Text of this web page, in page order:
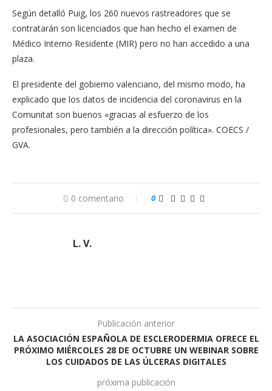
Según detalló Puig, los 260 nuevos rastreadores que se
contratarán son licenciados que han hecho el examen de
Médico Interno Residente (MIR) pero no han accedido a una
plaza.
El presidente del gobierno valenciano, del mismo modo, ha
explicado que los datos de incidencia del coronavirus en la
Comunitat son buenos «gracias al esfuerzo de los
profesionales, pero también a la dirección política». COECS /
GVA.
0 comentario 0
L. V.
Publicación anterior
LA ASOCIACIÓN ESPAÑOLA DE ESCLERODERMIA OFRECE EL
PRÓXIMO MIÉRCOLES 28 DE OCTUBRE UN WEBINAR SOBRE
LOS CUIDADOS DE LAS ÚLCERAS DIGITALES
próxima publicación